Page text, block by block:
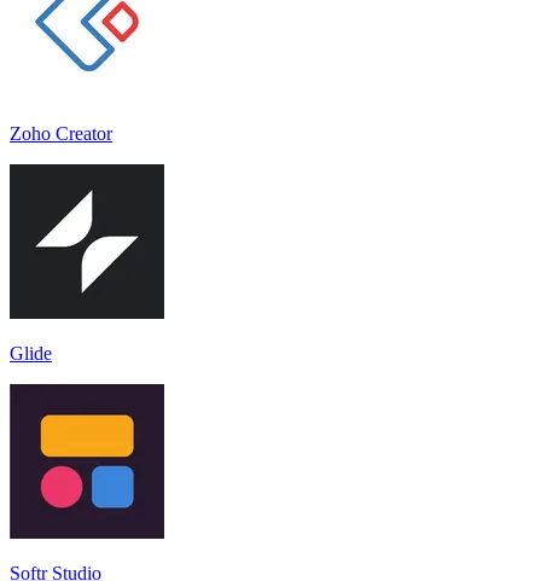
Zoho Creator
Glide
Softr Studio